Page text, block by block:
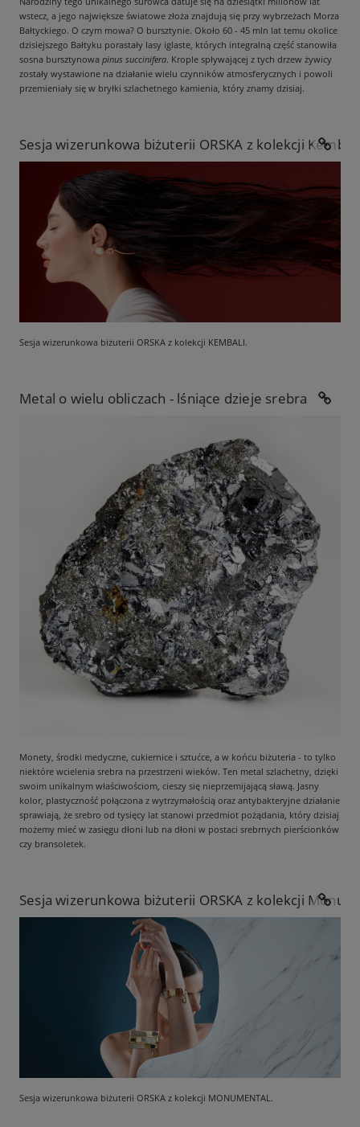
wstecz, a jego największe światowe złoża znajdują się przy wybrzeżach Morza
Bałtyckiego. O czym mowa? O bursztynie. Około 60 - 45 mln lat temu okolice
dzisiejszego Bałtyku porastały lasy iglaste, których integralną część stanowiła
sosna bursztynowa pinus succinifera. Krople spływającej z tych drzew żywicy
zostały wystawione na działanie wielu czynników atmosferycznych i powoli
przemieniały się w bryłki szlachetnego kamienia, który znamy dzisiaj.
Sesja wizerunkowa biżuterii ORSKA z kolekcji Kembali
Sesja wizerunkowa biżuterii ORSKA z kolekcji KEMBALI.
Metal o wielu obliczach - lśniące dzieje srebra
Monety, środki medyczne, cukiernice i sztućce, a w końcu biżuteria - to tylko
niektóre wcielenia srebra na przestrzeni wieków. Ten metal szlachetny, dzięki
swoim unikalnym właściwościom, cieszy się nieprzemijającą sławą. Jasny
kolor, plastyczność połączona z wytrzymałością oraz antybakteryjne działanie
sprawiają, że srebro od tysięcy lat stanowi przedmiot pożądania, który dzisiaj
możemy mieć w zasięgu dłoni lub na dłoni w postaci srebrnych pierścionków
czy bransoletek.
Sesja wizerunkowa biżuterii ORSKA z kolekcji
Sesja wizerunkowa biżuterii ORSKA z kolekcji MONUMENTAL.